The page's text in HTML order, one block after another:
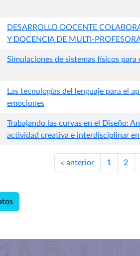
DESARROLLO DOCENTE
Y DOCENCIA DE MULTI-
Simulaciones de sistemas físicos
Las tecnologías del lenguaje para el
emociones
Trabajando las curvas en el Diseño:
actividad creativa e interdisciplinar en
« anterior 1 2